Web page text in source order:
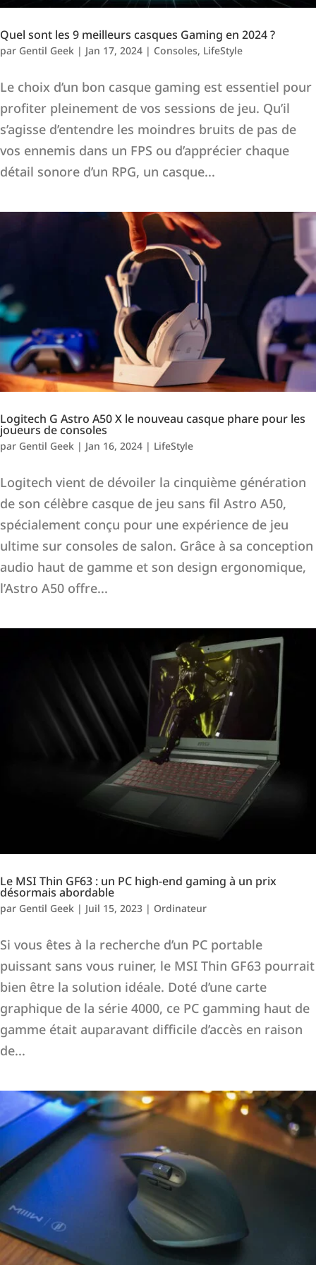
Quel sont les 9 meilleurs casques Gaming en 2024 ?
par Gentil Geek | Jan 17, 2024 | Consoles, LifeStyle
Le choix d’un bon casque gaming est essentiel pour
profiter pleinement de vos sessions de jeu. Qu’il
s’agisse d’entendre les moindres bruits de pas de
vos ennemis dans un FPS ou d’apprécier chaque
détail sonore d’un RPG, un casque...
Logitech G Astro A50 X le nouveau casque phare pour les
joueurs de consoles
par Gentil Geek | Jan 16, 2024 | LifeStyle
Logitech vient de dévoiler la cinquième génération
de son célèbre casque de jeu sans fil Astro A50,
spécialement conçu pour une expérience de jeu
ultime sur consoles de salon. Grâce à sa conception
audio haut de gamme et son design ergonomique,
l’Astro A50 offre...
Le MSI Thin GF63 : un PC high-end gaming à un prix
désormais abordable
par Gentil Geek | Juil 15, 2023 | Ordinateur
Si vous êtes à la recherche d’un PC portable
puissant sans vous ruiner, le MSI Thin GF63 pourrait
bien être la solution idéale. Doté d’une carte
graphique de la série 4000, ce PC gamming haut de
gamme était auparavant difficile d’accès en raison
de...